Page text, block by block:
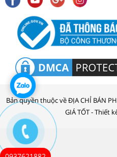
Bản quyền thuộc về ĐỊA CHỈ BÁN
GIÁ TỐT - Thiết